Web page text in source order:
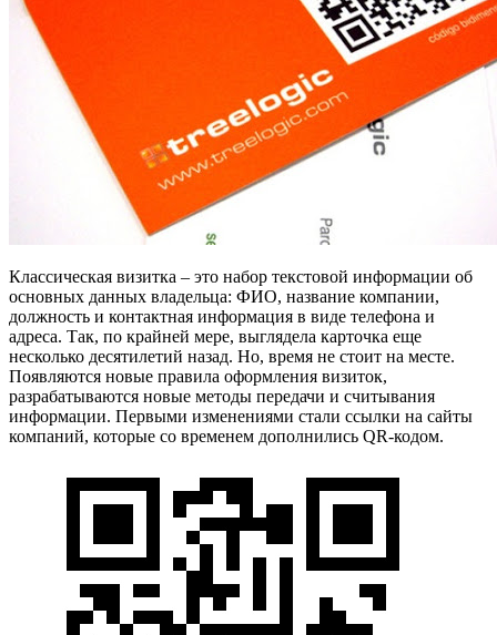
Классическая визитка – это набор текстовой информации об
основных данных владельца: ФИО, название компании,
должность и контактная информация в виде телефона и
адреса. Так, по крайней мере, выглядела карточка еще
несколько десятилетий назад. Но, время не стоит на месте.
Появляются новые правила оформления визиток,
разрабатываются новые методы передачи и считывания
информации. Первыми изменениями стали ссылки на сайты
компаний, которые со временем дополнились QR-кодом.